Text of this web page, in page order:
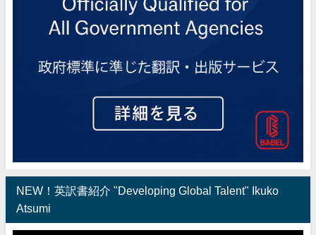
NEW！英訳書紹介 "Developing Global Talent" Ikuko
Atsumi